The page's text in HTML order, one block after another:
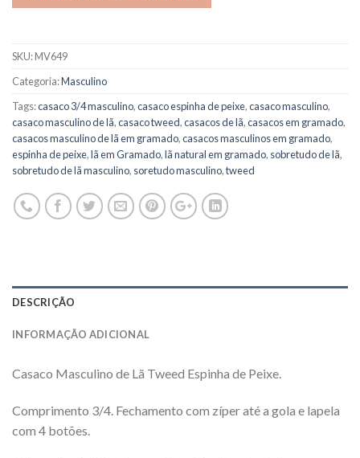
SKU:MV649
Categoria:Masculino
Tags:casaco 3/4 masculino,casaco espinha de peixe,casaco masculino,
casaco masculino de lã,casaco tweed,casacos de lã,casacos em gramado,
casacos masculino de lã em gramado,casacos masculinos em gramado,
espinha de peixe,lã em Gramado,lã natural em gramado, sobretudo de lã,
sobretudo de lã masculino, soretudo masculino,tweed
DESCRIÇÃO
INFORMAÇÃO ADICIONAL
Casaco Masculino de Lã Tweed Espinha de Peixe.
Comprimento 3/4. Fechamento com zíper até a gola e lapela
com 4 botões.